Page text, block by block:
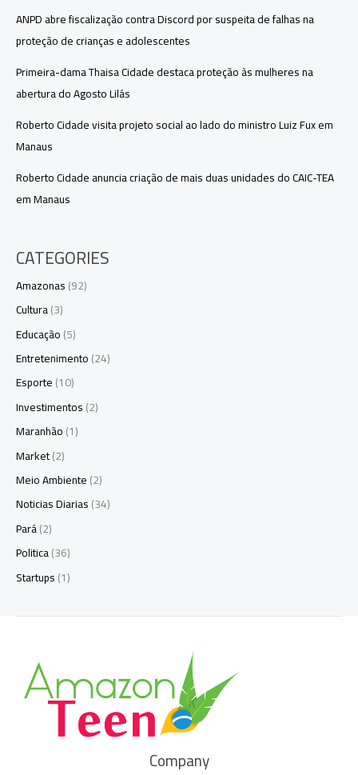
ANPD abre fiscalização contra Discord por suspeita de falhas na
proteção de crianças e adolescentes
Primeira-dama Thaisa Cidade destaca proteção às mulheres na
abertura do Agosto Lilás
Roberto Cidade visita projeto social ao lado do ministro Luiz Fux em
Manaus
Roberto Cidade anuncia criação de mais duas unidades do CAIC-TEA
em Manaus
CATEGORIES
Amazonas(92)
Cultura(3)
Educação(5)
Entretenimento(24)
Esporte(10)
Investimentos(2)
Maranhão(1)
Market(2)
Meio Ambiente(2)
Noticias Diarias(34)
Pará(2)
Politica(36)
Startups(1)
Company